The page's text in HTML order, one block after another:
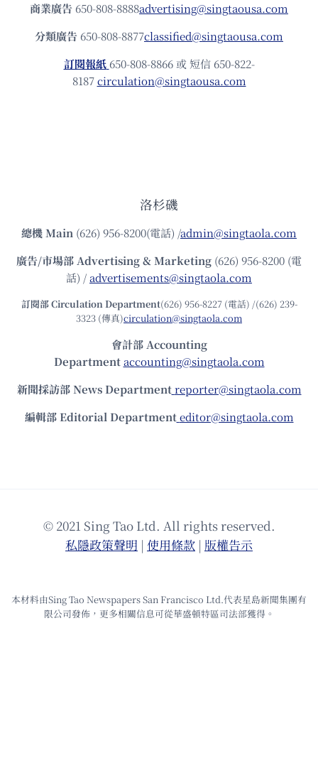
商業廣告 650-808-8888advertising@singtaousa.com
分類廣告 650-808-8877classified@singtaousa.com
訂閱報紙 650-808-8866 或 短信 650-822-
8187circulation@singtaousa.com
洛杉磯
總機Main (626) 956-8200(電話) /admin@singtaola.com
廣告/市場部Advertising & Marketing (626) 956-8200 (電
話) /advertisements@singtaola.com
訂閱部 Circulation Department(626) 956-8227 (電話) /(626) 239-
3323 (傳真)circulation@singtaola.com
會計部 Accounting
Department accounting@singtaola.com
新聞採訪部 News Department reporter@singtaola.com
編輯部 Editorial Department editor@singtaola.com
© 2021 Sing Tao Ltd. All rights reserved.
私隱政策聲明 | 使⽤條款 | 版權告⽰
本材料由Sing Tao Newspapers San Francisco Ltd.代表星島新聞集團有
限公司發佈，更多相關信息可從華盛頓特區司法部獲得。